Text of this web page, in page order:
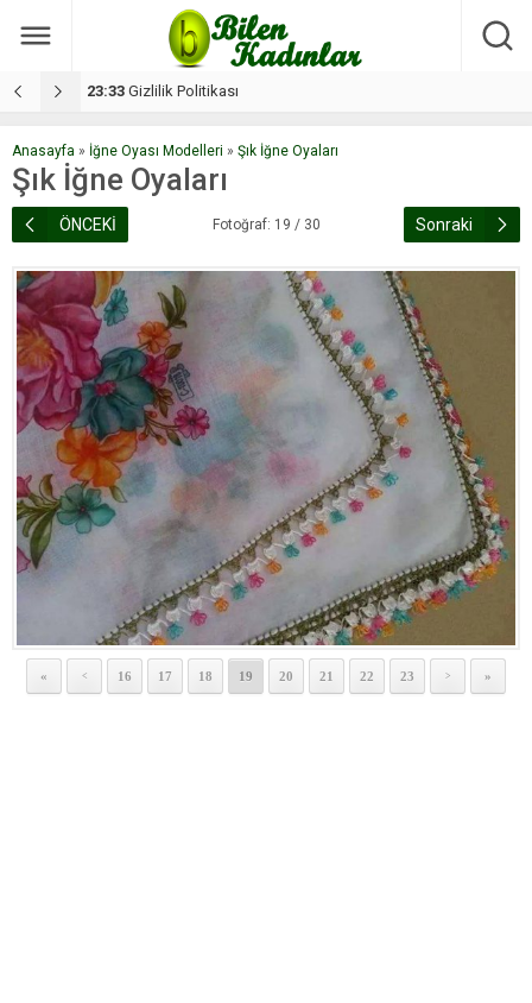
17:08 Dilan, düğününe 5 gün kala hayatını kaybetti
Anasayfa » İğne Oyası Modelleri » Şık İğne Oyaları
Şık İğne Oyaları
ÖNCEKİ Fotoğraf: 19 / 30 Sonraki
« < 16 17 18 19 20 21 22 23 > »